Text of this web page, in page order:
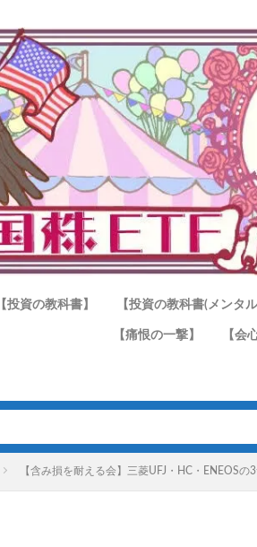
【投資の教科書】 【投資の教科書(メンタル
【痛恨の一撃】 【会
【含み損を耐える会】三菱UFJ・HC・ENEOS